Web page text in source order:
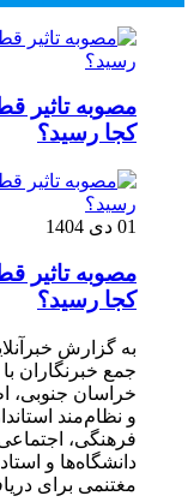
کجا رسید؟
01 دی 1404
کجا رسید؟
به گزارش
جمع خبرنگاران
خراسان جنوبی،
و نظام‌مند
فرهنگی،
دانشگاه‌ها و
مغتنمی برای